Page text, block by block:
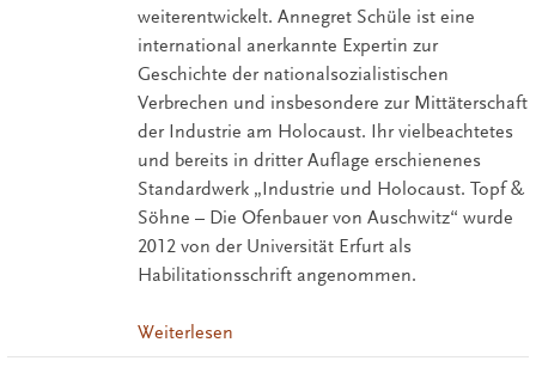
weiterentwickelt. Annegret Schüle ist eine
international anerkannte Expertin zur
Geschichte der nationalsozialistischen
Verbrechen und insbesondere zur Mittäterschaft
der Industrie am Holocaust. Ihr vielbeachtetes
und bereits in dritter Auflage erschienenes
Standardwerk „Industrie und Holocaust. Topf &
Söhne – Die Ofenbauer von Auschwitz“ wurde
2012 von der Universität Erfurt als
Habilitationsschrift angenommen.
Weiterlesen